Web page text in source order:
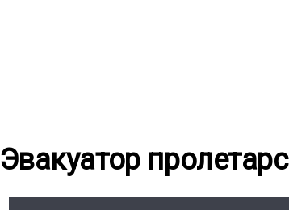
Эвакуатор